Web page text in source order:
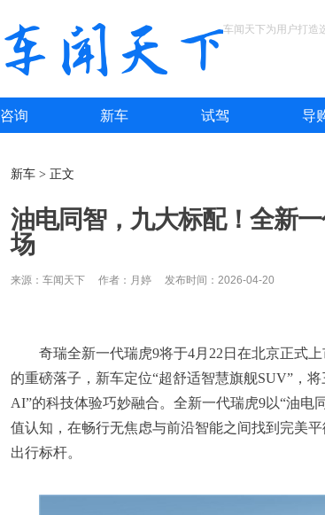
车闻天下为用户打造
咨询 新车 试驾 导
新车 > 正文
油电同智，九大标配！全新
场
来源：车闻天下 作者：月婷 发布时间：2026-04-20
奇瑞全新一代瑞虎9将于4月22日在北京正式
的重磅落子，新车定位“超舒适智慧旗舰SUV”，
AI”的科技体验巧妙融合。全新一代瑞虎9以“油电
值认知，在畅行无焦虑与前沿智能之间找到完美
出行标杆。